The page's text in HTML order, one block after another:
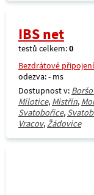
IBS net
testů celkem:0
Bezdrátové připojení
odezva: - ms
Dostupnost v:
Milotice, Mistřín,
Svatobořice,
Vracov,Žádovice